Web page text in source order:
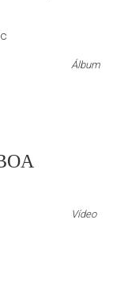
Álbum
Vídeo